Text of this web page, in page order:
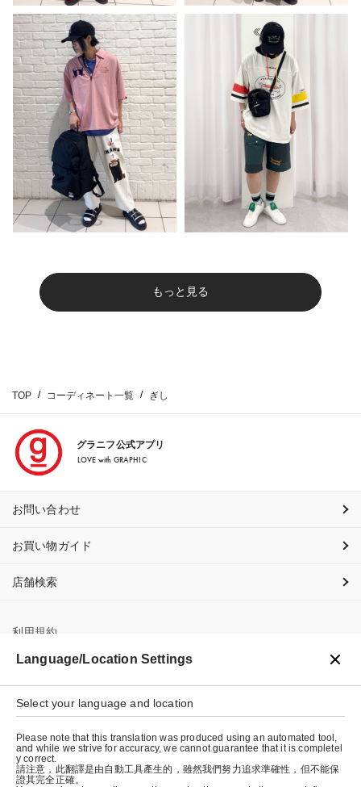
もっと見る
TOP コーディネート一覧 ぎし
グラニフ公式アプリ
LOVE with GRAPHIC
お問い合わせ
お買い物ガイド
店舗検索
利用規約
プライバシーポリシー
特定商取引法に基づく表示
会社概要
Language/Location Settings
Select your language and location
Please note that this translation was produced using an automated tool,
and while we strive for accuracy, we cannot guarantee that it is completel
y correct.
請注意，此翻譯是由自動工具產生的，雖然我們努力追求準確性，但不能保
證其完全正確。